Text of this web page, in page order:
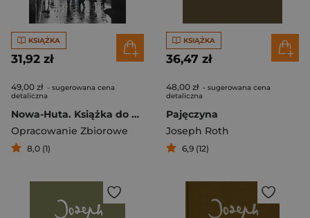
KSIĄŻKA
31,92 zł
49,00 zł - sugerowana cena
detaliczna
Nowa-Huta. Książka do pisania
Opracowanie Zbiorowe
8,0 (1)
KSIĄŻKA
36,47 zł
48,00 zł - sugerowana cena
detaliczna
Pajęczyna
Joseph Roth
6,9 (12)